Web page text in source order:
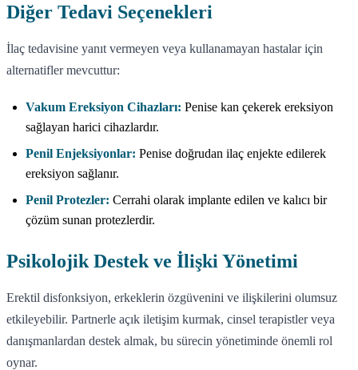
Diğer Tedavi Seçenekleri
İlaç tedavisine yanıt vermeyen veya kullanamayan hastalar için
alternatifler mevcuttur:
Vakum Ereksiyon Cihazları: Penise kan çekerek ereksiyon
sağlayan harici cihazlardır.
Penil Enjeksiyonlar: Penise doğrudan ilaç enjekte edilerek
ereksiyon sağlanır.
Penil Protezler: Cerrahi olarak implante edilen ve kalıcı bir
çözüm sunan protezlerdir.
Psikolojik Destek ve İlişki Yönetimi
Erektil disfonksiyon, erkeklerin özgüvenini ve ilişkilerini olumsuz
etkileyebilir. Partnerle açık iletişim kurmak, cinsel terapistler veya
danışmanlardan destek almak, bu sürecin yönetiminde önemli rol
oynar.